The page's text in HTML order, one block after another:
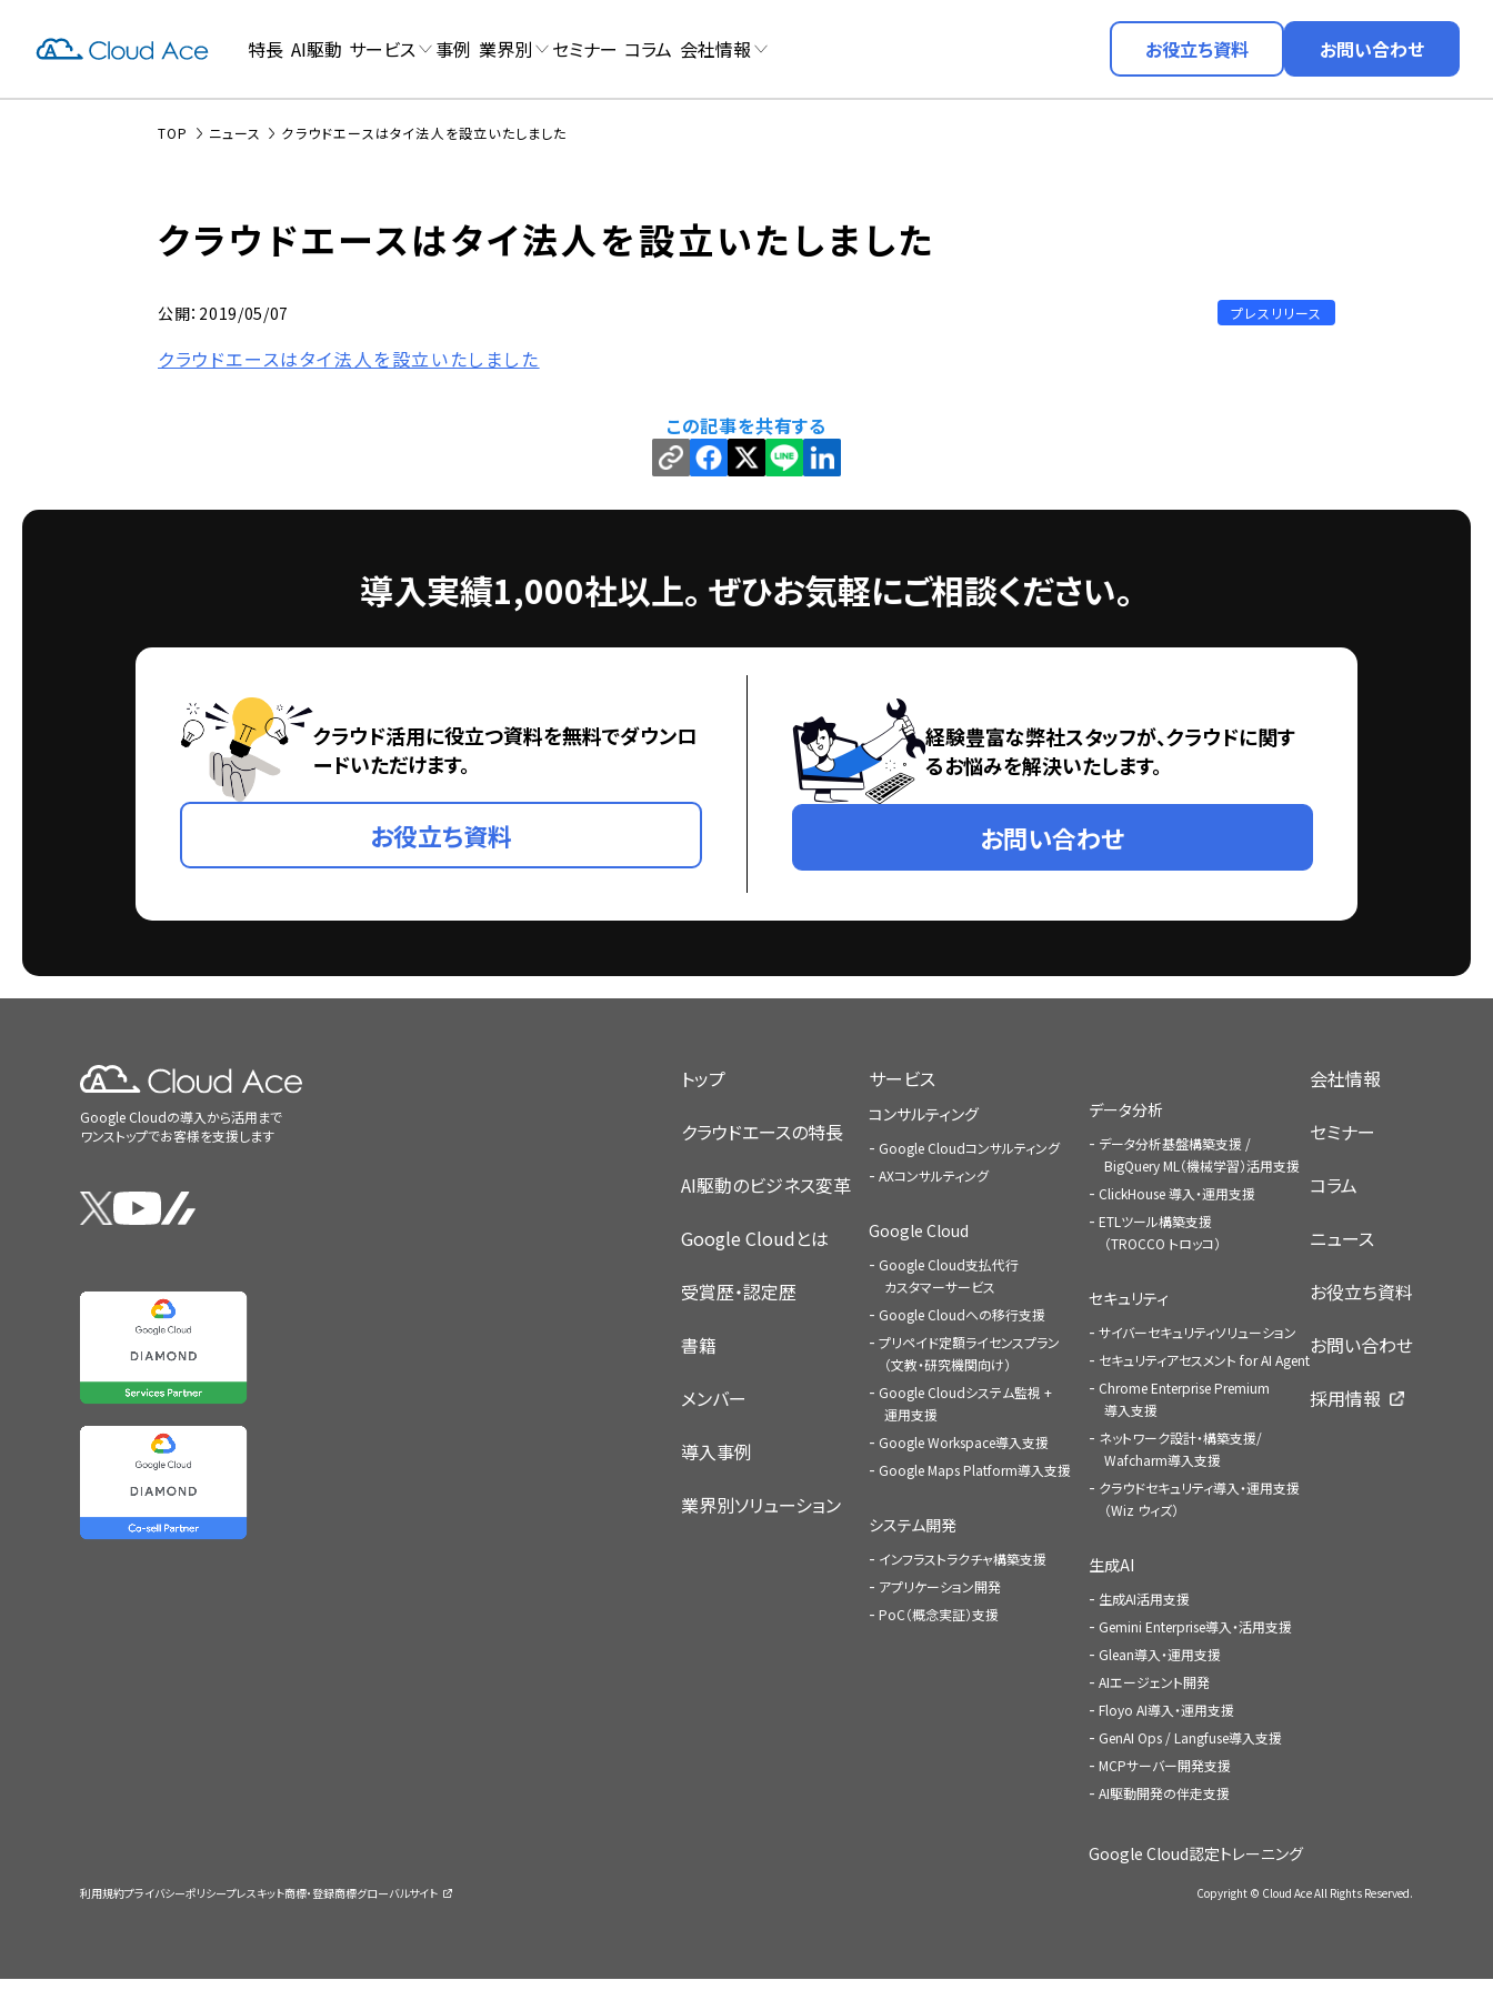
特長 AI駆動 サービス 事例 業界別 セミナー コラム 会社情報 お役立ち資料 お問い合わせ
TOP ニュース クラウドエースはタイ法人を設立いたしました
クラウドエースはタイ法人を設立いたしました
公開：2019/05/07 プレスリリース
クラウドエースはタイ法人を設立いたしました
この記事を共有する
導入実績1,000社以上。 ぜひお気軽にご相談ください。
クラウド活用に役立つ資料を無料でダウンロ
ードいただけます。
お役立ち資料
経験豊富な弊社スタッフが、クラウドに関す
るお悩みを解決いたします。
お問い合わせ
Google Cloudの導入から活用まで
ワンストップでお客様を支援します
トップ
クラウドエースの特長
AI駆動のビジネス変革
Google Cloudとは
受賞歴・認定歴
書籍
メンバー
導入事例
業界別ソリューション
サービス
コンサルティング
Google Cloudコンサルティング
AXコンサルティング
Google Cloud
Google Cloud支払代行
カスタマーサービス
Google Cloudへの移行支援
プリペイド定額ライセンスプラン
（文教・研究機関向け）
Google Cloudシステム監視 +
運用支援
Google Workspace導入支援
Google Maps Platform導入支援
システム開発
インフラストラクチャ構築支援
アプリケーション開発
PoC（概念実証）支援
データ分析
データ分析基盤構築支援 /
BigQuery ML（機械学習）活用支援
ClickHouse 導入・運用支援
ETLツール構築支援
（TROCCO トロッコ）
セキュリティ
サイバーセキュリティソリューション
セキュリティアセスメント for AI Agent
Chrome Enterprise Premium
導入支援
ネットワーク設計・構築支援/
Wafcharm導入支援
クラウドセキュリティ導入・運用支援
（Wiz ウィズ）
生成AI
生成AI活用支援
Gemini Enterprise導入・活用支援
Glean導入・運用支援
AIエージェント開発
Floyo AI導入・運用支援
GenAI Ops / Langfuse導入支援
MCPサーバー開発支援
AI駆動開発の伴走支援
Google Cloud認定トレーニング
会社情報
セミナー
コラム
ニュース
お役立ち資料
お問い合わせ
採用情報
利用規約プライバシーポリシープレスキット商標・登録商標グローバルサイト Copyright © Cloud Ace All Rights Reserved.